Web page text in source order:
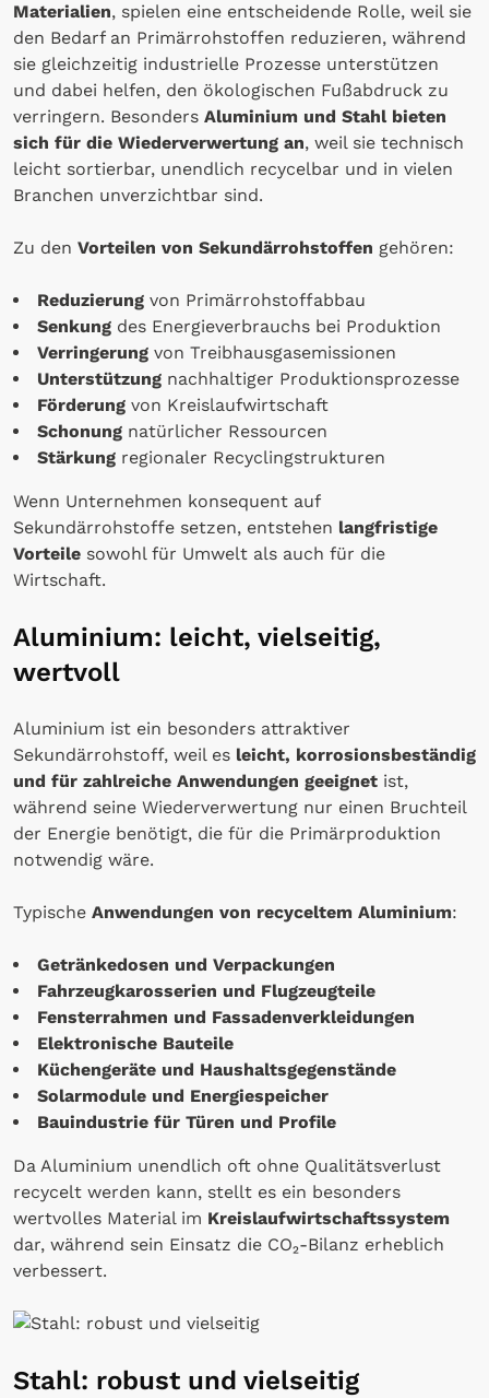
Materialien, spielen eine entscheidende Rolle, weil sie
den Bedarf an Primärrohstoffen reduzieren, während
sie gleichzeitig industrielle Prozesse unterstützen
und dabei helfen, den ökologischen Fußabdruck zu
verringern. Besonders Aluminium und Stahl bieten
sich für die Wiederverwertung an, weil sie technisch
leicht sortierbar, unendlich recycelbar und in vielen
Branchen unverzichtbar sind.
Zu den Vorteilen von Sekundärrohstoffen gehören:
Reduzierung von Primärrohstoffabbau
Senkung des Energieverbrauchs bei Produktion
Verringerung von Treibhausgasemissionen
Unterstützung nachhaltiger Produktionsprozesse
Förderung von Kreislaufwirtschaft
Schonung natürlicher Ressourcen
Stärkung regionaler Recyclingstrukturen
Wenn Unternehmen konsequent auf
Sekundärrohstoffe setzen, entstehen langfristige
Vorteile sowohl für Umwelt als auch für die
Wirtschaft.
Aluminium: leicht, vielseitig,
wertvoll
Aluminium ist ein besonders attraktiver
Sekundärrohstoff, weil es leicht, korrosionsbeständig
und für zahlreiche Anwendungen geeignet ist,
während seine Wiederverwertung nur einen Bruchteil
der Energie benötigt, die für die Primärproduktion
notwendig wäre.
Typische Anwendungen von recyceltem Aluminium:
Getränkedosen und Verpackungen
Fahrzeugkarosserien und Flugzeugteile
Fensterrahmen und Fassadenverkleidungen
Elektronische Bauteile
Küchengeräte und Haushaltsgegenstände
Solarmodule und Energiespeicher
Bauindustrie für Türen und Profile
Da Aluminium unendlich oft ohne Qualitätsverlust
recycelt werden kann, stellt es ein besonders
wertvolles Material im Kreislaufwirtschaftssystem
dar, während sein Einsatz die CO₂-Bilanz erheblich
verbessert.
Stahl: robust und vielseitig